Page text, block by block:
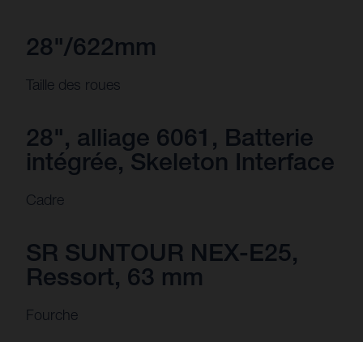
28"/622mm
Taille des roues
28", alliage 6061, Batterie
intégrée, Skeleton Interface
Cadre
SR SUNTOUR NEX-E25,
Ressort, 63 mm
Fourche